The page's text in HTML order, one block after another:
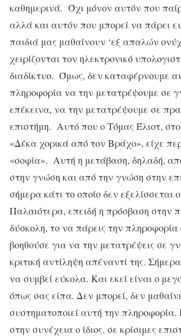
καθημερινά. Όχι μόνον αυτόν που
αλλά και αυτόν που μπορεί να πάρει
παιδιά μας μαθαίνουν ‘εξ απαλών
χειρίζονται τον ηλεκτρονικό
διαδίκτυο. Όμως, δεν καταφέρνουμε
πληροφορία να την μετατρέψουμε σε
επέκεινα, να την μετατρέψουμε σε
επιστήμη. Αυτό που ο Τόμας Έλιοτ,
«Δέκα χορικά από τον Βράχο», είχε
«σοφία». Αυτή η μετάβαση, δηλαδή,
στην γνώση και από την γνώση στην
σήμερα κάτι το οποίο δεν εξελίσσεται
Παλαιότερα, επειδή η πρόσβαση στην
δύσκολη, το να πάρεις την πληροφορία
βοηθούσε για να την μετατρέψεις σε
κριτική αντίληψη απέναντί της.
να συμβεί εύκολα. Και εκεί είναι ο
όπως σας είπα. Δεν μπορεί, δεν
συστηματοποιεί αυτή την πληροφορία.
στην συνέχεια ο ίδιος, σε κρίσιμες